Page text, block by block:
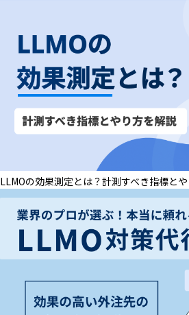
LLMOの効果測定とは？計測すべき指標と